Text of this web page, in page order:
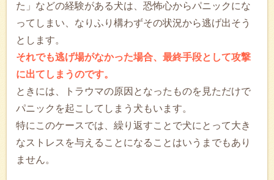
た」などの経験がある犬は、恐怖心からパニックにな
ってしまい、なりふり構わずその状況から逃げ出そう
とします。
それでも逃げ場がなかった場合、最終手段として攻撃
に出てしまうのです。
ときには、トラウマの原因となったものを見ただけで
パニックを起こしてしまう犬もいます。
特にこのケースでは、繰り返すことで犬にとって大き
なストレスを与えることになることはいうまでもあり
ません。